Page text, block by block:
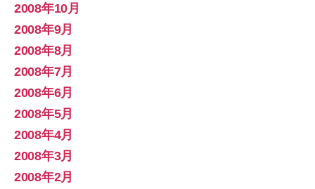
2008年10月
2008年9月
2008年8月
2008年7月
2008年6月
2008年5月
2008年4月
2008年3月
2008年2月